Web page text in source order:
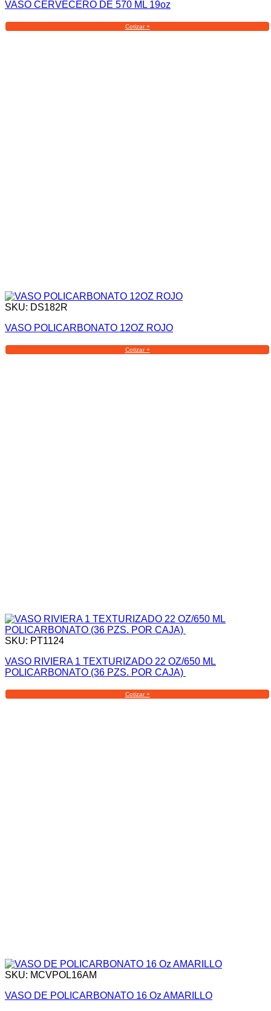
VASO CERVECERO DE 570 ML 19oz
Cotizar +
SKU: DS182R
VASO POLICARBONATO 12OZ ROJO
Cotizar +
SKU: PT1124
VASO RIVIERA 1 TEXTURIZADO 22 OZ/650 ML
POLICARBONATO (36 PZS. POR CAJA)
Cotizar +
SKU: MCVPOL16AM
VASO DE POLICARBONATO 16 Oz AMARILLO